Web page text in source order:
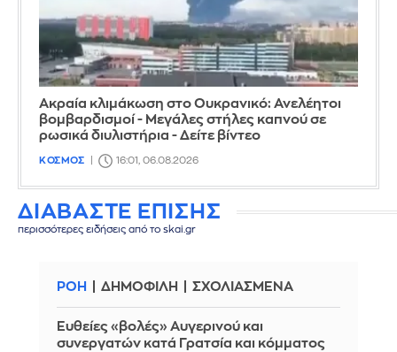
Ακραία κλιμάκωση στο Ουκρανικό: Ανελέητοι
βομβαρδισμοί - Μεγάλες στήλες καπνού σε
ρωσικά διυλιστήρια - Δείτε βίντεο
ΚΟΣΜΟΣ 16:01, 06.08.2026
ΔΙΑΒΑΣΤΕ ΕΠΙΣΗΣ
περισσότερες ειδήσεις από το skai.gr
ΡΟΗ ΔΗΜΟΦΙΛΗ ΣΧΟΛΙΑΣΜΕΝΑ
Ευθείες «βολές» Αυγερινού και
συνεργατών κατά Γρατσία και κόμματος